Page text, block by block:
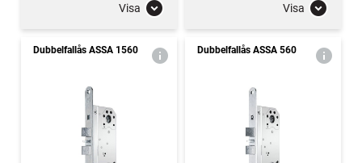
Visa Visa
Dubbelfallås ASSA 1560 Dubbelfallås ASSA 560